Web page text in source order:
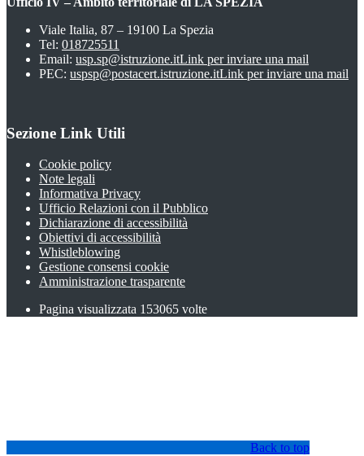
Viale Italia, 87 – 19100 La Spezia
Tel: 018725511
Email: usp.sp@istruzione.itLink per inviare una mail
PEC: uspsp@postacert.istruzione.itLink per inviare una mail
Sezione Link Utili
Cookie policy
Note legali
Informativa Privacy
Ufficio Relazioni con il Pubblico
Dichiarazione di accessibilità
Obiettivi di accessibilità
Whistleblowing
Gestione consensi cookie
Amministrazione trasparente
Pagina visualizzata 153065 volte
Back to top